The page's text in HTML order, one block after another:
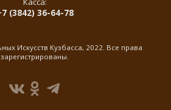
(3842) 36-64-78
Искусств Кузбасса, 2022. Все права
зарегистрированы.